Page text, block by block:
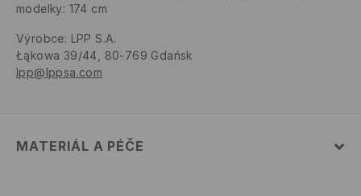
modelky: 174 cm
Výrobce: LPP S.A.
Łąkowa 39/44, 80-769 Gdańsk
lpp@lppsa.com
MATERIÁL A PÉČE